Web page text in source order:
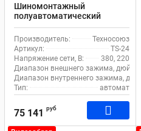
Шиномонтажный
полуавтоматический
станок EQFS TS-24 для
легкового транспорта
Производитель:
Техносоюз
Артикул:
TS-24
Напряжение сети, В:
380, 220
Диапазон внешнего зажима, дюйм:
Диапазон внутреннего зажима,
Тип:
автомат
75 141 руб